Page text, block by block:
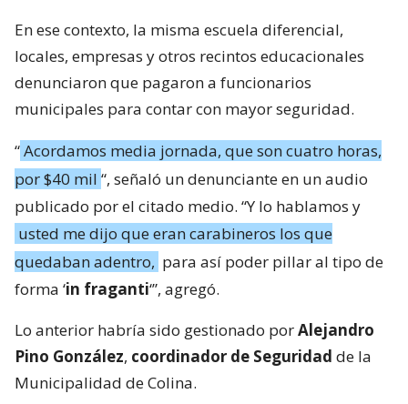
En ese contexto, la misma escuela diferencial,
locales, empresas y otros recintos educacionales
denunciaron que pagaron a funcionarios
municipales para contar con mayor seguridad.
“Acordamos media jornada, que son cuatro horas,
por $40 mil “, señaló un denunciante en un audio
publicado por el citado medio. “Y lo hablamos y
usted me dijo que eran carabineros los que
quedaban adentro, para así poder pillar al tipo de
forma ‘in fraganti‘”, agregó.
Lo anterior habría sido gestionado porAlejandro
Pino González, coordinador de Seguridad de la
Municipalidad de Colina.